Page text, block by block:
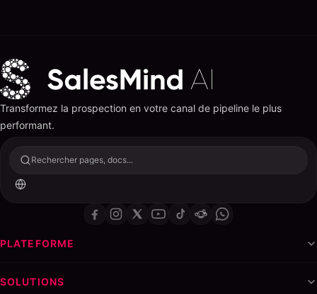
Transformez la prospection en votre canal de pipeline le plus
performant.
Rechercher pages, docs...
PLATEFORME
SOLUTIONS